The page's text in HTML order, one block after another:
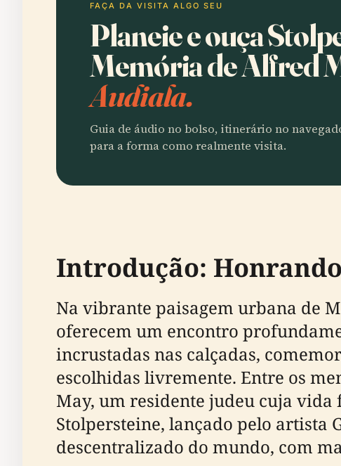
FAÇA DA VISITA ALGO SEU
Planeie e ouça
Memória de Alfred
Audiala.
Guia de áudio no bolso, itinerário no
para a forma como realmente visita.
Introdução:
Na vibrante paisagem urbana de
oferecem um encontro
incrustadas nas calçadas,
escolhidas livremente. Entre os
May, um residente judeu cuja
Stolpersteine, lançado pelo artista
descentralizado do mundo, com